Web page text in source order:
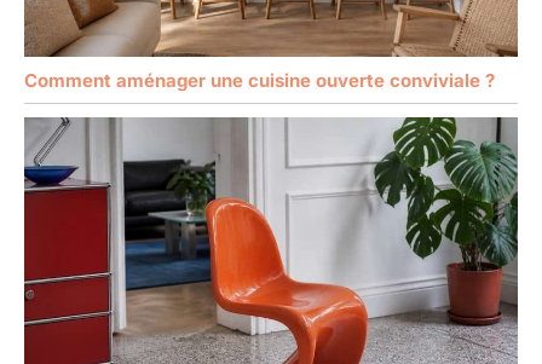
Comment aménager une cuisine ouverte conviviale ?